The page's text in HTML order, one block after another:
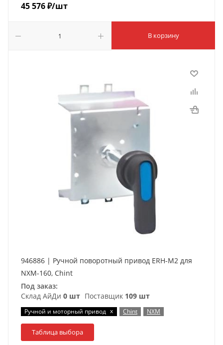
45 576₽/шт
В корзину
946886 | Ручной поворотный привод ERH-M2 для
NXM-160, Chint
Под заказ:
Склад АйДи 0 шт Поставщик 109 шт
Ручной и моторный привод x Chint NXM
Таблица выбора